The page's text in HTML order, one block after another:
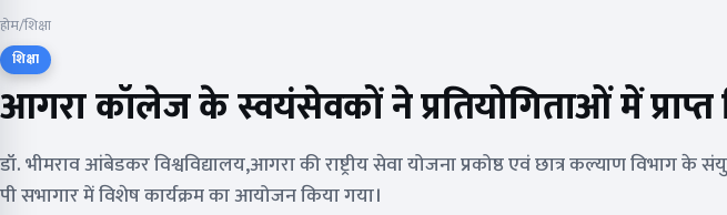
होम/शिक्षा
शिक्षा
आगरा कॉलेज के स्वयंसेवकों ने प्रतियोगिताओं में प्राप्त
डॉ. भीमराव आंबेडकर विश्वविद्यालय,आगरा की राष्ट्रीय सेवा योजना प्रकोष्ठ एवं छात्र कल्याण विभाग के
पी सभागार में विशेष कार्यक्रम का आयोजन किया गया।